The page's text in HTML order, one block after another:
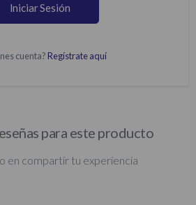
Iniciar Sesión
cuenta? Regístrate aquí
para este producto
en compartir tu experiencia